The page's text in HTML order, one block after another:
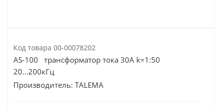
Код товара 00-00078202
AS-100 трансформатор тока 30А k=1:50
20...200кГц
Производитель: TALEMA